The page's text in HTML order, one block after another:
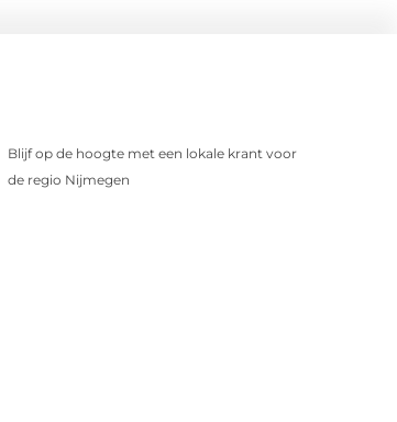
Blijf op de hoogte met een lokale krant voor
de regio Nijmegen